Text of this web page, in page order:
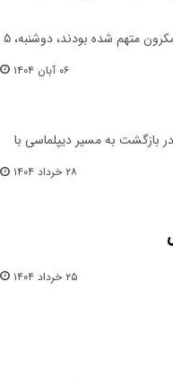
محاکمه ۱۰ نفری که به شایعه‌پراکنی در فضای آنلاین درباره جنسیت همسر مکرون متهم شده بودند، دوشنبه، ۵
۰۶ آبان ۱۴۰۴
بازگشت به مسیر دیپلماسی با
۲۸ خرداد ۱۴۰۴
۲۵ خرداد ۱۴۰۴